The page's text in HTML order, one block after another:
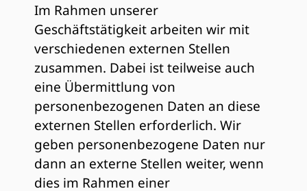
Im Rahmen unserer
Geschäftstätigkeit arbeiten wir mit
verschiedenen externen Stellen
zusammen. Dabei ist teilweise auch
eine Übermittlung von
personenbezogenen Daten an diese
externen Stellen erforderlich. Wir
geben personenbezogene Daten nur
dann an externe Stellen weiter, wenn
dies im Rahmen einer